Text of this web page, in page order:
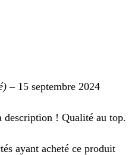
– 15 septembre 2024
description ! Qualité au top.
ayant acheté ce produit